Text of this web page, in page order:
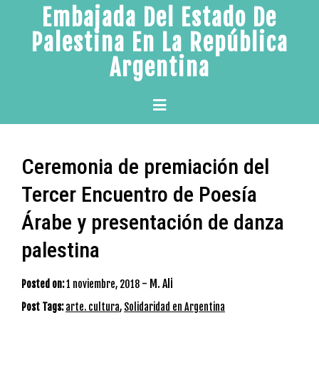
content
Embajada Del Estado De
Palestina En La República
Argentina
Primary
Menu
Ceremonia de premiación del
Tercer Encuentro de Poesía
Árabe y presentación de danza
palestina
Posted on:1 noviembre, 2018 - M. Ali
Post Tags:arte. cultura, Solidaridad en Argentina